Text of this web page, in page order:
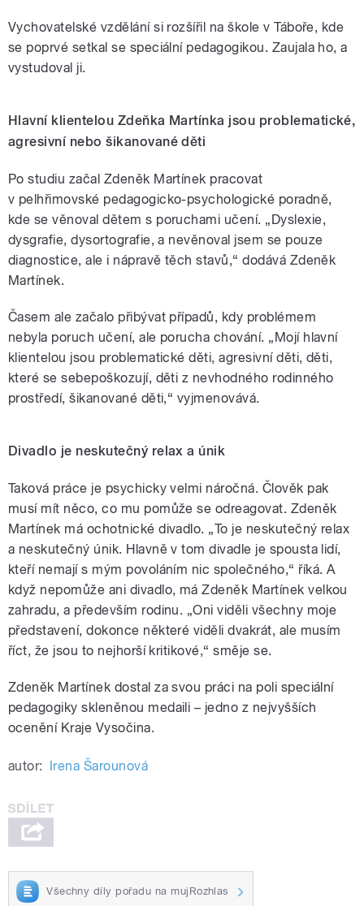
Vychovatelské vzdělání si rozšířil na škole v Táboře, kde
se poprvé setkal se speciální pedagogikou. Zaujala ho, a
vystudoval ji.
Hlavní klientelou Zdeňka Martínka jsou problematické,
agresivní nebo šikanované děti
Po studiu začal Zdeněk Martínek pracovat
v pelhřimovské pedagogicko-psychologické poradně,
kde se věnoval dětem s poruchami učení. „Dyslexie,
dysgrafie, dysortografie, a nevěnoval jsem se pouze
diagnostice, ale i nápravě těch stavů,“ dodává Zdeněk
Martínek.
Časem ale začalo přibývat případů, kdy problémem
nebyla poruch učení, ale porucha chování. „Mojí hlavní
klientelou jsou problematické děti, agresivní děti, děti,
které se sebepoškozují, děti z nevhodného rodinného
prostředí, šikanované děti,“ vyjmenovává.
Divadlo je neskutečný relax a únik
Taková práce je psychicky velmi náročná. Člověk pak
musí mít něco, co mu pomůže se odreagovat. Zdeněk
Martínek má ochotnické divadlo. „To je neskutečný relax
a neskutečný únik. Hlavně v tom divadle je spousta lidí,
kteří nemají s mým povoláním nic společného,“ říká. A
když nepomůže ani divadlo, má Zdeněk Martínek velkou
zahradu, a především rodinu. „Oni viděli všechny moje
představení, dokonce některé viděli dvakrát, ale musím
říct, že jsou to nejhorší kritikové,“ směje se.
Zdeněk Martínek dostal za svou práci na poli speciální
pedagogiky skleněnou medaili – jedno z nejvyšších
ocenění Kraje Vysočina.
autor: Irena Šarounová
Všechny díly pořadu na mujRozhlas